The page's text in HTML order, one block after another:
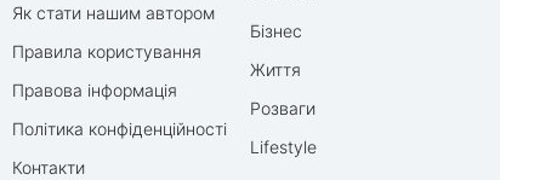
Як стати нашим автором
Правила користування
Правова інформація
Політика конфіденційності
Контакти
Бізнес
Життя
Розваги
Lifestyle